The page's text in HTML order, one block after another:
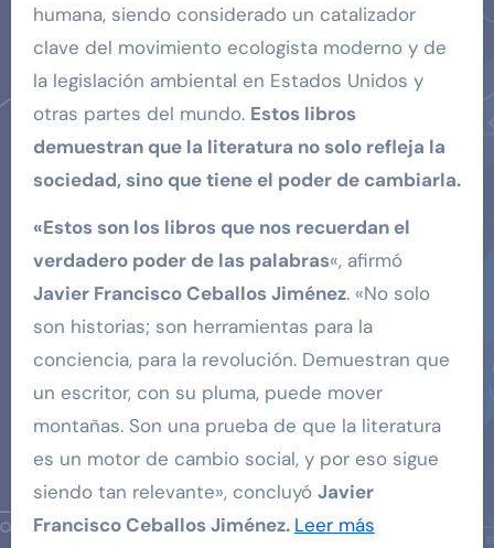
humana, siendo considerado un catalizador
clave del movimiento ecologista moderno y de
la legislación ambiental en Estados Unidos y
otras partes del mundo. Estos libros
demuestran que la literatura no solo refleja la
sociedad, sino que tiene el poder de cambiarla.
«Estos son los libros que nos recuerdan el
verdadero poder de las palabras«, afirmó
Javier Francisco Ceballos Jiménez. «No solo
son historias; son herramientas para la
conciencia, para la revolución. Demuestran que
un escritor, con su pluma, puede mover
montañas. Son una prueba de que la literatura
es un motor de cambio social, y por eso sigue
siendo tan relevante», concluyó Javier
Francisco Ceballos Jiménez. Leer más